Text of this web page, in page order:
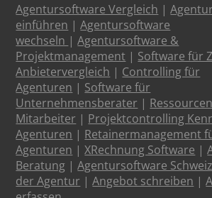
Agentursoftware Vergleich |
einführen |Agentursoftware
wechseln |Agentursoftware &
Projektmanagement | Software für
Anbietervergleich | Controlling für
Agenturen | Software für
Unternehmensberater |
Mitarbeiter | Projektcontrolling
Agenturen | Retainermanagement
Agenturen |XRechnung Software |
Beratung |Agentursoftware Schweiz
der Agentur |Angebot schreiben |